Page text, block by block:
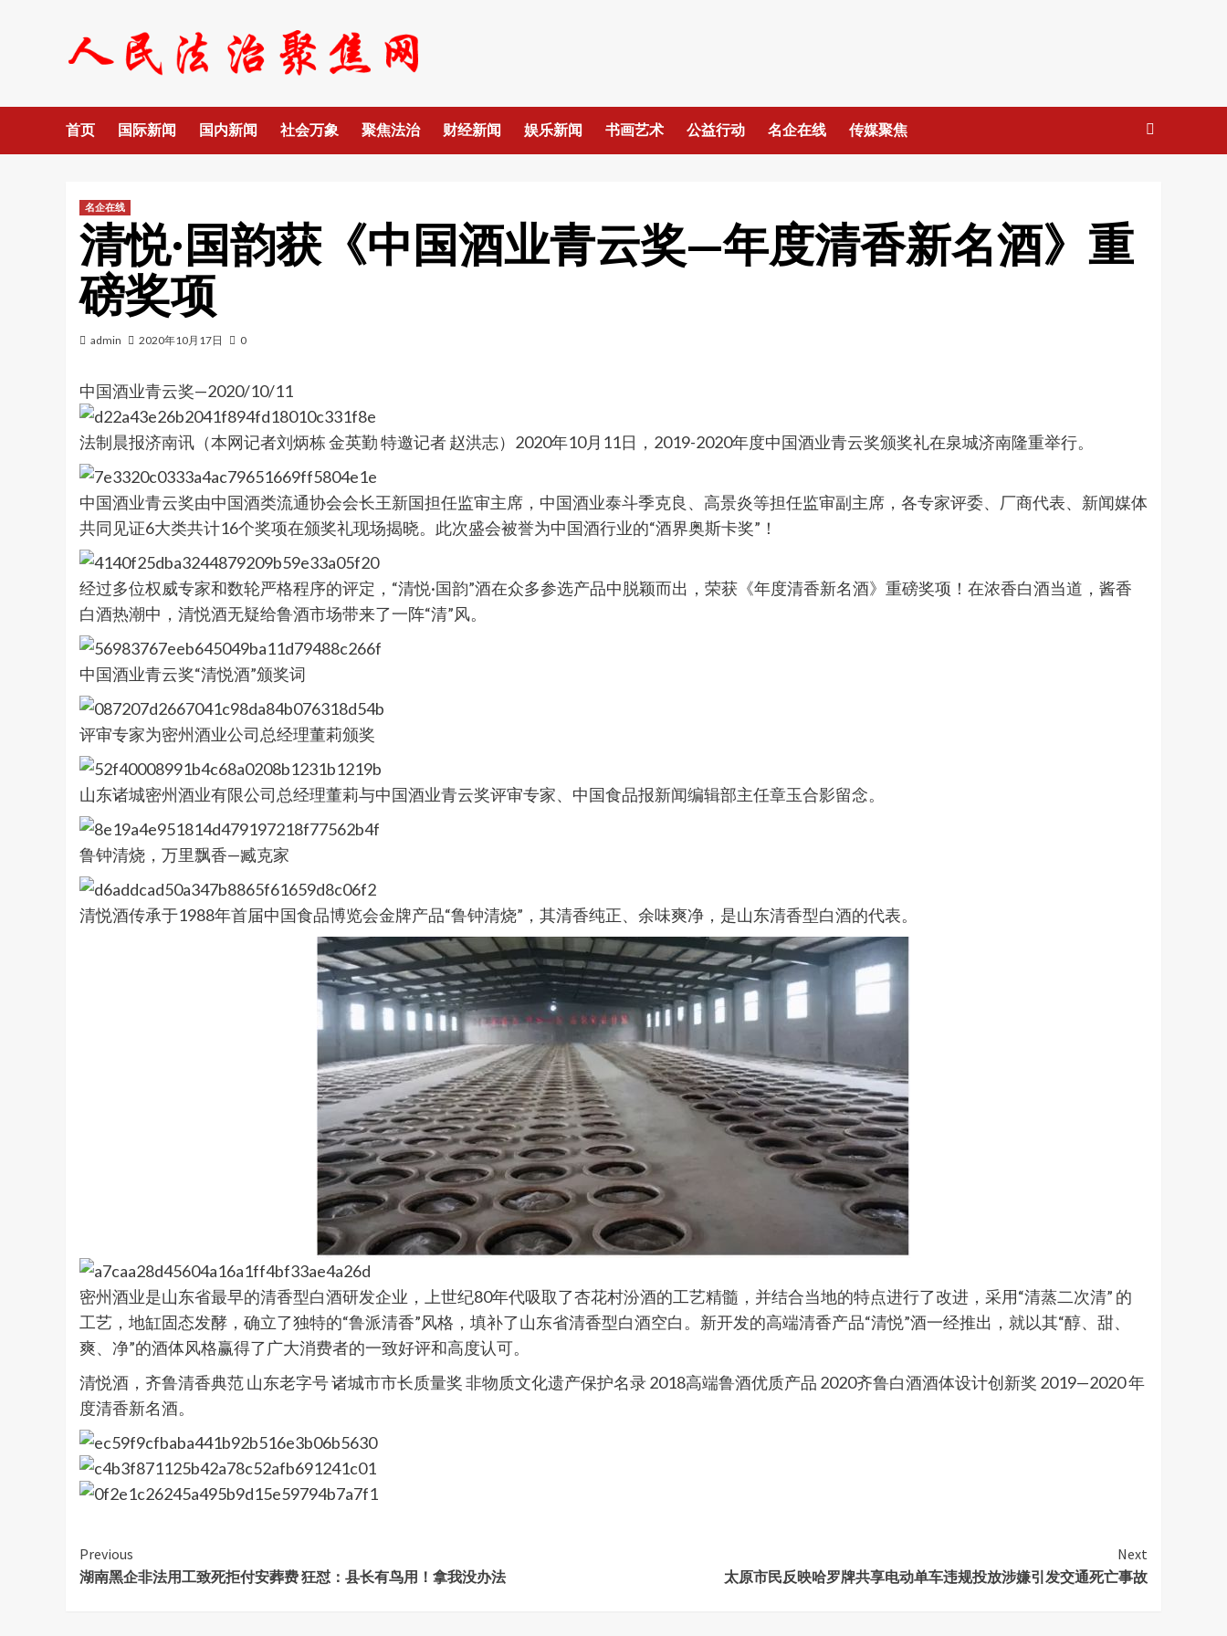
首页 国际新闻 国内新闻 社会万象 聚焦法治 财经新闻 娱乐新闻 书画艺术 公益行动 名企在线 传媒聚焦
名企在线
清悦·国韵获《中国酒业青云奖—年度清香新名酒》重
磅奖项
admin 2020年10月17日 0
中国酒业青云奖—2020/10/11
法制晨报济南讯（本网记者刘炳栋 金英勤 特邀记者 赵洪志）2020年10月11日，2019-2020年度中国酒业青云奖颁奖礼在泉城济南隆重举行。
中国酒业青云奖由中国酒类流通协会会长王新国担任监审主席，中国酒业泰斗季克良、高景炎等担任监审副主席，各专家评委、厂商代表、新闻媒体
共同见证6大类共计16个奖项在颁奖礼现场揭晓。此次盛会被誉为中国酒行业的“酒界奥斯卡奖”！
经过多位权威专家和数轮严格程序的评定，“清悦·国韵”酒在众多参选产品中脱颖而出，荣获《年度清香新名酒》重磅奖项！在浓香白酒当道，酱香
白酒热潮中，清悦酒无疑给鲁酒市场带来了一阵“清”风。
中国酒业青云奖“清悦酒”颁奖词
评审专家为密州酒业公司总经理董莉颁奖
山东诸城密州酒业有限公司总经理董莉与中国酒业青云奖评审专家、中国食品报新闻编辑部主任章玉合影留念。
鲁钟清烧，万里飘香—臧克家
清悦酒传承于1988年首届中国食品博览会金牌产品“鲁钟清烧”，其清香纯正、余味爽净，是山东清香型白酒的代表。
密州酒业是山东省最早的清香型白酒研发企业，上世纪80年代吸取了杏花村汾酒的工艺精髓，并结合当地的特点进行了改进，采用“清蒸二次清” 的
工艺，地缸固态发酵，确立了独特的“鲁派清香”风格，填补了山东省清香型白酒空白。新开发的高端清香产品“清悦”酒一经推出，就以其“醇、甜、
爽、净”的酒体风格赢得了广大消费者的一致好评和高度认可。
清悦酒，齐鲁清香典范 山东老字号 诸城市市长质量奖 非物质文化遗产保护名录 2018高端鲁酒优质产品 2020齐鲁白酒酒体设计创新奖 2019—2020 年
度清香新名酒。
Continue
Reading
Previous
湖南黑企非法用工致死拒付安葬费 狂怼：县长有鸟用！拿我没办法
Next
太原市民反映哈罗牌共享电动单车违规投放涉嫌引发交通死亡事故